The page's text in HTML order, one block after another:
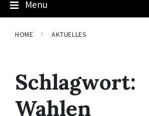
Menu
HOME AKTUELLES
Schlagwort:
Wahlen